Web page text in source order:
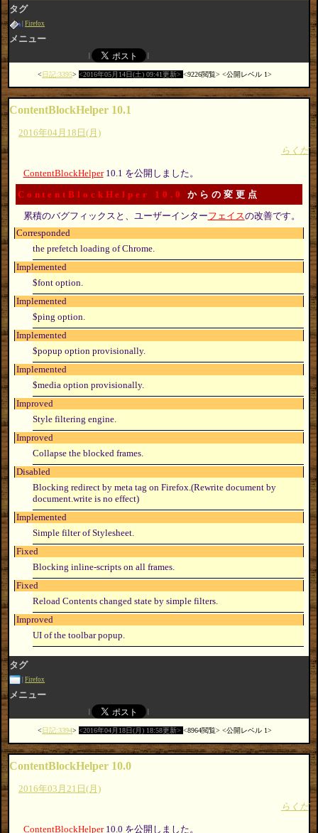
タグ
Firefox
メニュー
日記:3395 2016年05月14日(土) 09:41更新 9226閲覧 公開レベル 1
ContentBlockHelper 10.1
2016年04月18日(月)
らくだ
ContentBlockHelper10.1 を公開しました。
ContentBlockHelper 10.0 からの変更点
累積のバグフィックスと、ユーザーインターフェイスの改善です。
Corresponded
the prefetch loading of Chrome.
Implemented
$font option.
Implemented
$ping option.
Implemented
$popup option provisionally.
Implemented
$media option provisionally.
Improved
Style filtering engine.
Improved
Collapse the blocked frames.
Disabled
Blocking redirect by meta tag on Firefox.(Rewrite document by
document.write is no effect)
Implemented
Simple filter of Stylesheet.
Fixed
Blocking inline-scripts on all frames.
Fixed
Reload Contents changed state by simple filters.
Improved
UI of the toolbar popup.
タグ
Firefox
メニュー
日記:3394 2016年04月18日(月) 18:58更新 8964閲覧 公開レベル 1
ContentBlockHelper 10.0
2016年03月21日(月)
らくだ
ContentBlockHelper10.0 を公開しました。